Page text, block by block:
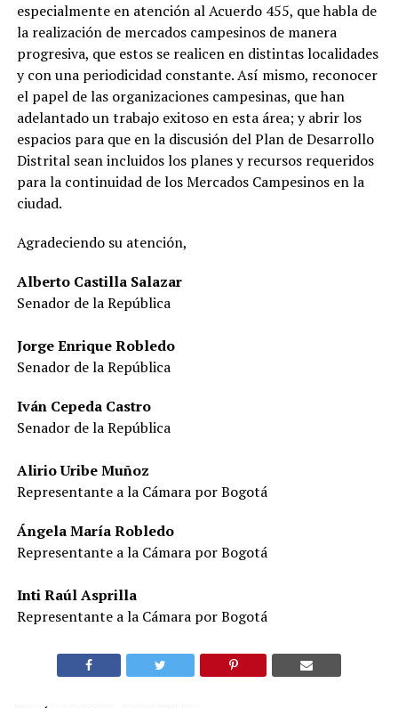
especialmente en atención al Acuerdo 455, que habla de
la realización de mercados campesinos de manera
progresiva, que estos se realicen en distintas localidades
y con una periodicidad constante. Así mismo, reconocer
el papel de las organizaciones campesinas, que han
adelantado un trabajo exitoso en esta área; y abrir los
espacios para que en la discusión del Plan de Desarrollo
Distrital sean incluidos los planes y recursos requeridos
para la continuidad de los Mercados Campesinos en la
ciudad.
Agradeciendo su atención,
Alberto Castilla Salazar
Senador de la República
Jorge Enrique Robledo
Senador de la República
Iván Cepeda Castro
Senador de la República
Alirio Uribe Muñoz
Representante a la Cámara por Bogotá
Ángela María Robledo
Representante a la Cámara por Bogotá
Inti Raúl Asprilla
Representante a la Cámara por Bogotá